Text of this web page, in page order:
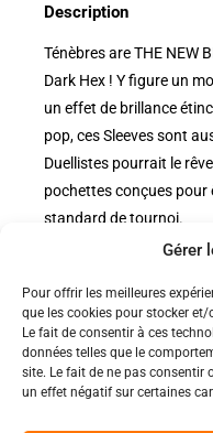
Gérer
Pour offrir les meilleures
que les cookies pour stocker
Le fait de consentir à ces
données telles que le
site. Le fait de ne pas consentir
un effet négatif sur certaines
Description
Ténèbres are THE NEW
Dark Hex ! Y figure un
un effet de brillance
pop, ces Sleeves sont
Duellistes pourrait le
pochettes conçues pour
standard de tournoi.
Nos pages
Nos évènements
Nous contacter